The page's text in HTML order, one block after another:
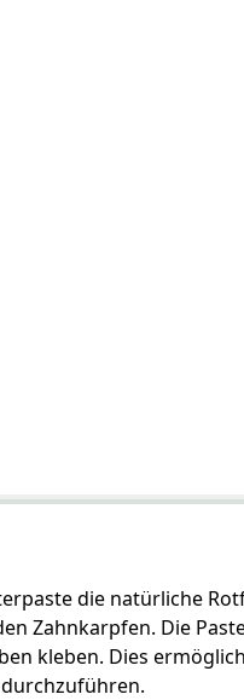
die natürliche
Zahnkarpfen. Die
kleben. Dies